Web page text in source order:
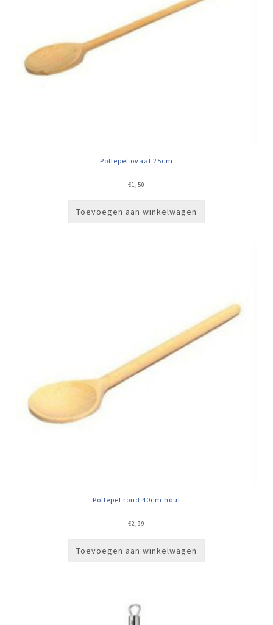
Pollepel ovaal 25cm
€1,50
Toevoegen aan winkelwagen
Pollepel rond 40cm hout
€2,99
Toevoegen aan winkelwagen